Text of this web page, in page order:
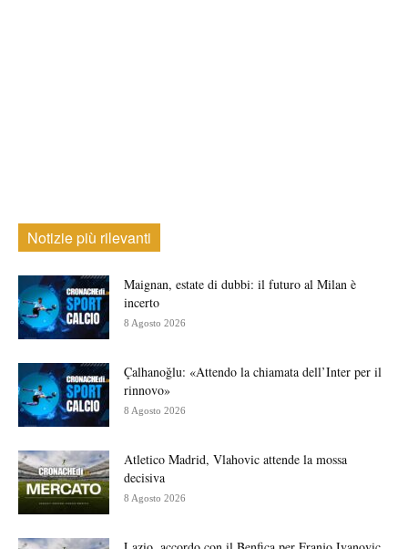
Notizie più rilevanti
Maignan, estate di dubbi: il futuro al Milan è
incerto
8 Agosto 2026
Çalhanoğlu: «Attendo la chiamata dell’Inter per il
rinnovo»
8 Agosto 2026
Atletico Madrid, Vlahovic attende la mossa
decisiva
8 Agosto 2026